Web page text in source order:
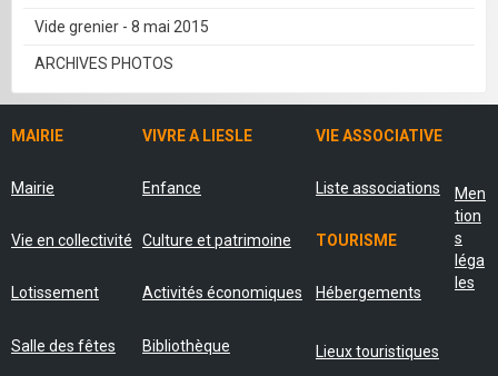
Vide grenier - 8 mai 2015
ARCHIVES PHOTOS
MAIRIE VIVRE A LIESLE VIE ASSOCIATIVE
Mairie Enfance Liste associations
Vie en collectivité Culture et patrimoine TOURISME
Lotissement Activités économiques Hébergements
Salle des fêtes Bibliothèque Lieux touristiques
Men
tion
s
léga
les